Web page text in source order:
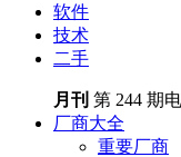
软件
技术
二手
月刊 第 244 期
厂商大全
重要厂商